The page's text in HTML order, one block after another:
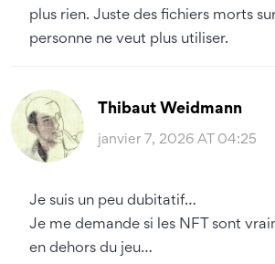
plus rien. Juste des fichiers morts
personne ne veut plus utiliser.
Thibaut Weidmann
janvier 7, 2026 AT 04:25
Je suis un peu dubitatif…
Je me demande si les NFT sont
en dehors du jeu…